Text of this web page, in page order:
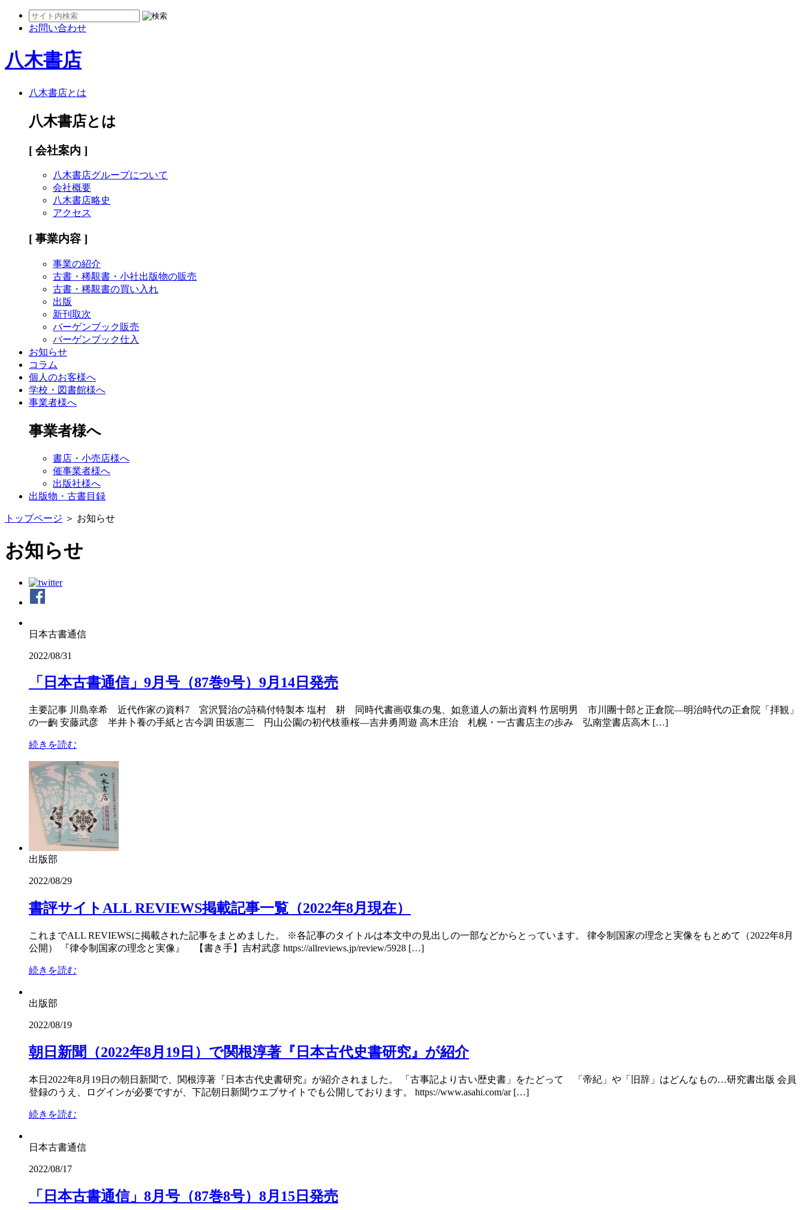
お問い合わせ
八木書店
八木書店とは
八木書店とは
[ 会社案内 ]
八木書店グループについて
会社概要
八木書店略史
アクセス
[ 事業内容 ]
事業の紹介
古書・稀覯書・小社出版物の販売
古書・稀覯書の買い入れ
出版
新刊取次
バーゲンブック販売
バーゲンブック仕入
お知らせ
コラム
個人のお客様へ
学校・図書館様へ
事業者様へ
事業者様へ
書店・小売店様へ
催事業者様へ
出版社様へ
出版物・古書目録
トップページ ＞ お知らせ
お知らせ
日本古書通信
2022/08/31
「日本古書通信」9月号（87巻9号）9月14日発売
主要記事 川島幸希 近代作家の資料7 宮沢賢治の詩稿付特製本 塩村 耕 同時代書画収集の鬼、如意道人の新出資料 竹居明男 市川團十郎と正倉院―明治時代の正倉院「拝観」
の一齣 安藤武彦 半井卜養の手紙と古今調 田坂憲二 円山公園の初代枝垂桜―吉井勇周遊 高木庄治 札幌・一古書店主の歩み 弘南堂書店高木 […]
続きを読む
出版部
2022/08/29
書評サイトALL REVIEWS掲載記事一覧（2022年8月現在）
これまでALL REVIEWSに掲載された記事をまとめました。 ※各記事のタイトルは本文中の見出しの一部などからとっています。 律令制国家の理念と実像をもとめて（2022年8月
公開） 『律令制国家の理念と実像』 【書き手】吉村武彦 https://allreviews.jp/review/5928 […]
続きを読む
出版部
2022/08/19
朝日新聞（2022年8月19日）で関根淳著『日本古代史書研究』が紹介
本日2022年8月19日の朝日新聞で、関根淳著『日本古代史書研究』が紹介されました。 「古事記より古い歴史書」をたどって 「帝紀」や「旧辞」はどんなもの…研究書出版 会員
登録のうえ、ログインが必要ですが、下記朝日新聞ウエブサイトでも公開しております。 https://www.asahi.com/ar […]
続きを読む
日本古書通信
2022/08/17
「日本古書通信」8月号（87巻8号）8月15日発売